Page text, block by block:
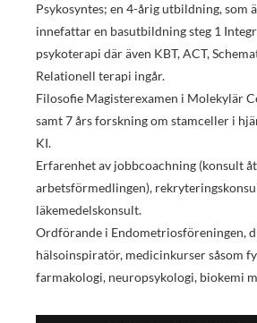
Psykosyntes; en 4-årig utbildning, som
innefattar en basutbildning steg 1
psykoterapi där även KBT, ACT,
Relationell terapi ingår.
Filosofie Magisterexamen i Molekylär
samt 7 års forskning om stamceller i
KI.
Erfarenhet av jobbcoachning (konsult åt
arbetsförmedlingen),
läkemedelskonsult.
Ordförande i Endometriosföreningen,
hälsoinspiratör, medicinkurser såsom
farmakologi, neuropsykologi, biokemi